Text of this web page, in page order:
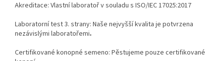
Akreditace: Vlastní laboratoř v souladu s ISO/IEC 17025:2017
Laboratorní test 3. strany: Naše nejvyšší kvalita je potvrzena
nezávislými laboratořemi.
Certifikované konopné semeno: Pěstujeme pouze certifikované